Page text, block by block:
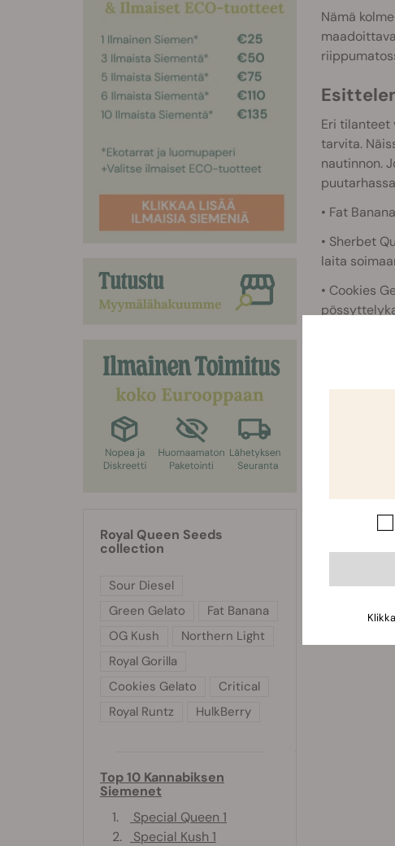
Nämä
Eri tilanteet
tarvita.
nautinnon.
• Fat
• Sherbet
laita
• Cookies
Royal Queen Seeds
collection
Sour Diesel
Green Gelato
Fat Banana
OG Kush
Northern Light
Royal Gorilla
Cookies Gelato
Critical
Royal Runtz
HulkBerry
Top 10 Kannabiksen
Siemenet
1.
Special Queen 1
2.
Special Kush 1